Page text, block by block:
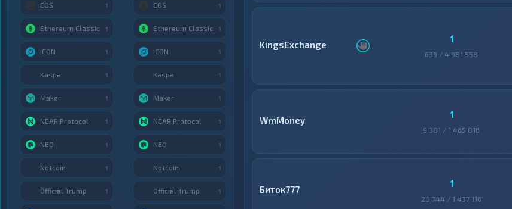
KingsExchange 1
639 / 4 981 558
WmMoney 1
9 381 / 1 465 816
Биток777 1
20 744 / 1 437 116
EOS 1
Ethereum Classic 1
ICON 1
Kaspa 1
Maker 1
NEAR Protocol 1
NEO 1
Notcoin 1
Official Trump 1
EOS 1
Ethereum Classic 1
ICON 1
Kaspa 1
Maker 1
NEAR Protocol 1
NEO 1
Notcoin 1
Official Trump 1